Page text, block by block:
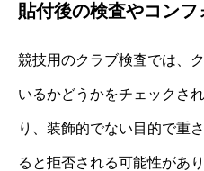
貼付後の検査やコンフ
競技用のクラブ検査では、
いるかどうかをチェックさ
り、装飾的でない目的で重
ると拒否される可能性があ